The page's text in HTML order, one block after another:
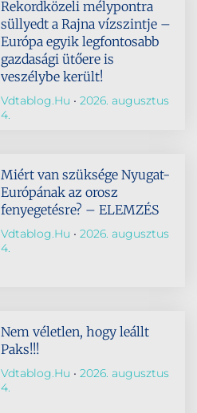
Rekordközeli mélypontra
süllyedt a Rajna vízszintje –
Európa egyik legfontosabb
gazdasági ütőere is
veszélybe került!
Vdtablog.hu
2026. augusztus
4.
Miért van szüksége Nyugat-
Európának az orosz
fenyegetésre? – ELEMZÉS
Vdtablog.hu
2026. augusztus
4.
Nem véletlen, hogy leállt
Paks!!!
Vdtablog.hu
2026. augusztus
4.